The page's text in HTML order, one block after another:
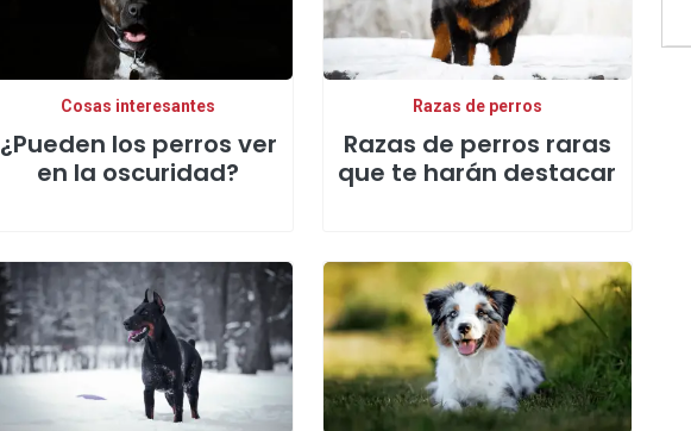
Cosas interesantes
¿Pueden los perros ver
en la oscuridad?
Razas de perros
Razas de perros raras
que te harán destacar